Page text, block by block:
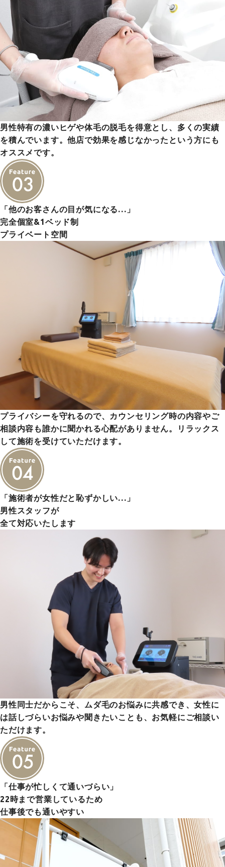
男性特有の濃いヒゲや体毛の脱毛を得意とし、多くの実績
を積んでいます。他店で効果を感じなかったという方にも
オススメです。
「他のお客さんの目が気になる…」
完全個室&1ベッド制
プライベート空間
プライバシーを守れるので、カウンセリング時の内容やご
相談内容も誰かに聞かれる心配がありません。リラックス
して施術を受けていただけます。
「施術者が女性だと恥ずかしい…」
男性スタッフが
全て対応いたします
男性同士だからこそ、ムダ毛のお悩みに共感でき、女性に
は話しづらいお悩みや聞きたいことも、お気軽にご相談い
ただけます。
「仕事が忙しくて通いづらい」
22時まで営業しているため
仕事後でも通いやすい